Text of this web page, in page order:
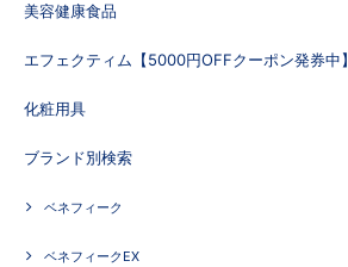
美容健康食品
エフェクティム【5000円OFFクーポン発券中】
化粧用具
ブランド別検索
ベネフィーク
ベネフィークEX